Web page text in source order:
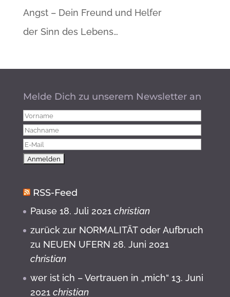
Angst – Dein Freund und Helfer
der Sinn des Lebens…
Melde Dich zu unserem Newsletter an
RSS-Feed
Pause 18. Juli 2021 christian
zurück zur NORMALITÄT oder Aufbruch
zu NEUEN UFERN 28. Juni 2021
christian
wer ist ich – Vertrauen in „mich“ 13. Juni
2021 christian